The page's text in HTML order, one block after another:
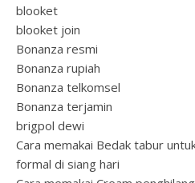
blooket
blooket join
Bonanza resmi
Bonanza rupiah
Bonanza telkomsel
Bonanza terjamin
brigpol dewi
Cara memakai Bedak tabur
formal di siang hari